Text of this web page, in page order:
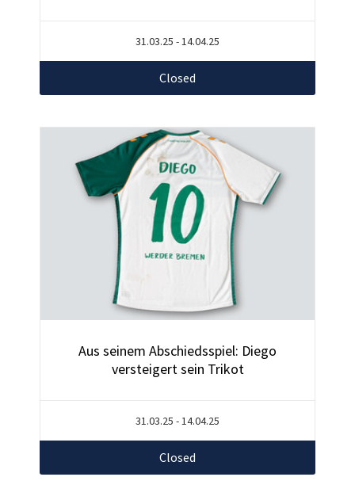
31.03.25 - 14.04.25
Closed
Aus seinem Abschiedsspiel: Diego
versteigert sein Trikot
31.03.25 - 14.04.25
Closed